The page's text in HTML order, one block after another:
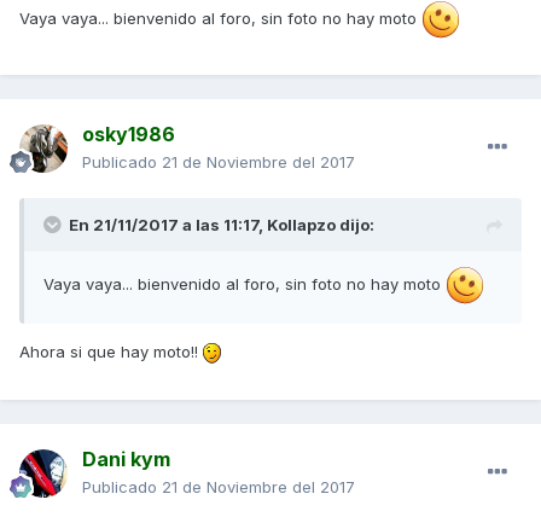
Vaya vaya... bienvenido al foro, sin foto no hay moto
osky1986
Publicado 21 de Noviembre del 2017
En 21/11/2017 a las 11:17, Kollapzo dijo:
Vaya vaya... bienvenido al foro, sin foto no hay moto
Ahora si que hay moto!!
Dani kym
Publicado 21 de Noviembre del 2017